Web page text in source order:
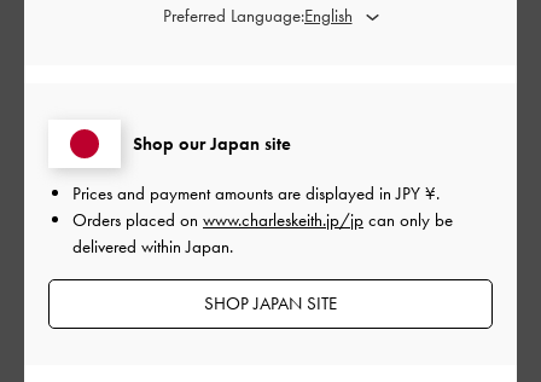
ご感想をお聞かせください
Let us know what you think
Shop our Japan site
Prices and payment amounts are displayed inJPY ¥.
Orders placed on www.charleskeith.jp/jp can only be
delivered within Japan.
SHOP JAPAN SITE
Preferred Language: